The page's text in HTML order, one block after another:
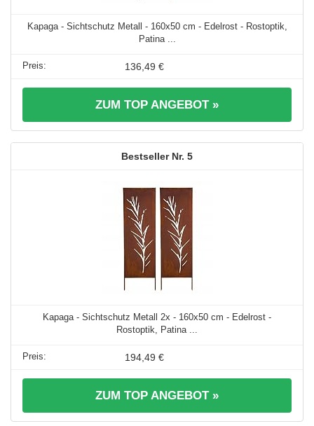
Kapaga - Sichtschutz Metall - 160x50 cm - Edelrost - Rostoptik,
Patina ...
136,49 €
ZUM TOP ANGEBOT »
5
Kapaga - Sichtschutz Metall 2x - 160x50 cm - Edelrost -
Rostoptik, Patina ...
194,49 €
ZUM TOP ANGEBOT »